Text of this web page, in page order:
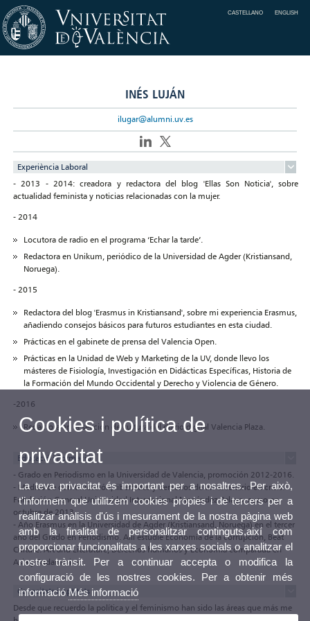
CASTELLANO ENGLISH
INÉS LUJÁN
ilugar@alumni.uv.es
Experiència Laboral
- 2013 - 2014: creadora y redactora del blog 'Ellas Son Noticia', sobre
actualidad feminista y noticias relacionadas con la mujer.
- 2014
Locutora de radio en el programa ‘Echar la tarde’.
Redactora en Unikum, periódico de la Universidad de Agder (Kristiansand,
Noruega).
- 2015
Redactora del blog 'Erasmus in Kristiansand', sobre mi experiencia Erasmus,
añadiendo consejos básicos para futuros estudiantes en esta ciudad.
Prácticas en el gabinete de prensa del Valencia Open.
Prácticas en la Unidad de Web y Marketing de la UV, donde llevo los
másteres de Fisiología, Investigación en Didácticas Específicas, Historia de
la Formación del Mundo Occidental y Derecho y Violencia de Género.
-2016
Redactora en la sección de cultura del diario digital Valencia Plaza.
Educació i Formació
- Grado en Periodismo en la Universidad de Valencia, promoción 2012-2016.
- Medios de comunicación, libertades y derechos de un escenario en crisis.
Fundación General Universidad Internacional Menéndez Pelayo, curso en
octubre de 2013.
- Año Erasmus en la Universidad de Agder (Kristiansand, Noruega) en el tercer
año del Grado en Periodismo. Allí estudié Economía de la corrupción, Beat
Culture: Art and Literature, Derechos humanos y Economía comparada en
Asia y Sudamérica.
Capacitats i Aptituts
Desde que recuerdo la política y el feminismo han sido las áreas que más me
Cookies i política de
privacitat
La teva privacitat és important per a nosaltres. Per això,
t'informem que utilitzem cookies pròpies i de tercers per a
realitzar anàlisis d'ús i mesurament de la nostra pàgina web
amb la finalitat de personalitzar continguts,així com
proporcionar funcionalitats a les xarxes socials o analitzar el
nostre trànsit. Per a continuar accepta o modifica la
configuració de les nostres cookies. Per a obtenir més
informacióMés informació